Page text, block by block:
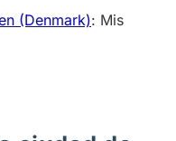
(Denmark): Mis